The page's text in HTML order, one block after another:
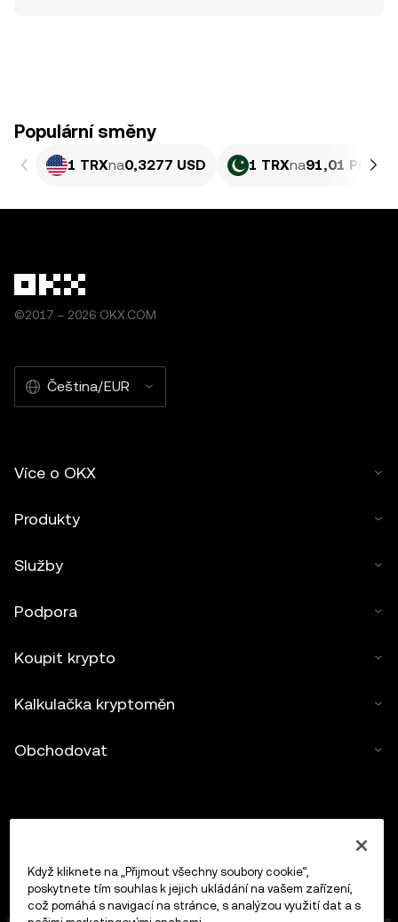
Populární směny
1 TRXna0,3277 USD 1 TRXna91,01 PKR
©2017 – 2026 OKX.COM
Čeština/EUR
Více o OKX
Produkty
Služby
Podpora
Koupit krypto
Kalkulačka kryptoměn
Obchodovat
Když kliknete na „Přijmout všechny soubory cookie“,
poskytnete tím souhlas k jejich ukládání na vašem zařízení,
což pomáhá s navigací na stránce, s analýzou využití dat a s